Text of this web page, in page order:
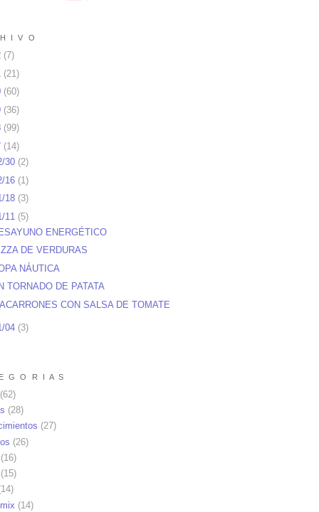
I V O
(7)
(21 )
(60)
(36)
(99)
(14)
30(2)
16(1)
18(3)
11 (5)
ENERGÉTICO
DE VERDURAS
NÁUTICA
TORNADO DE PATATA
CON SALSA DE TOMATE
04(3)
G O R I A S
(62)
(28)
(27)
(26)
(16)
(15)
(14)